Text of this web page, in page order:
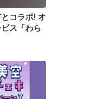
コラボ! オ
ス「わら